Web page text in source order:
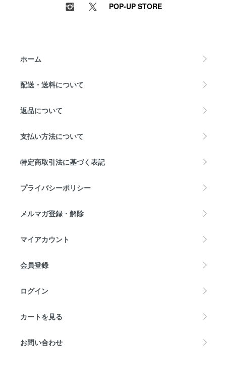
POP-UP STORE
ホーム
配送・送料について
返品について
支払い方法について
特定商取引法に基づく表記
プライバシーポリシー
メルマガ登録・解除
マイアカウント
会員登録
ログイン
カートを見る
お問い合わせ